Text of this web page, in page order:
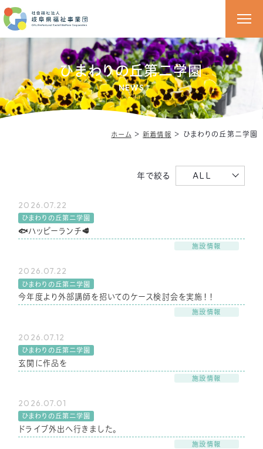
ひまわりの丘第二学園
NEWS
ホーム ＞新着情報 ＞ ひまわりの丘第二学園
年で絞る ALL
2026.07.22
ひまわりの丘第二学園
🐟ハッピーランチ🥩
施設情報
2026.07.22
ひまわりの丘第二学園
今年度より外部講師を招いてのケース検討会を実施！！
施設情報
2026.07.12
ひまわりの丘第二学園
玄関に作品を
施設情報
2026.07.01
ひまわりの丘第二学園
ドライブ外出へ行きました。
施設情報